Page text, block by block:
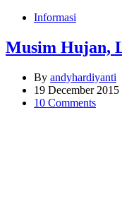
Informasi
Musim Hujan,
By andyhardiyanti
19 December 2015
10 Comments